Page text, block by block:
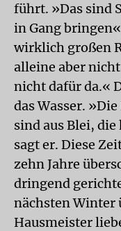
führt. »Das sind
in Gang
wirklich großen
alleine aber
nicht dafür da.«
das Wasser.
sind aus Blei,
sagt er. Diese
zehn Jahre
dringend
nächsten Winter
Hausmeister